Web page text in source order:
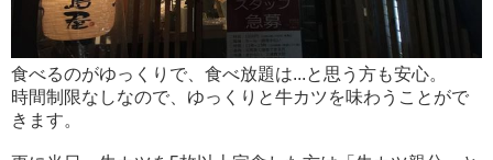
食べるのがゆっくりで、食べ放題は...と思う方も安心。
時間制限なしなので、ゆっくりと牛カツを味わうことがで
きます。